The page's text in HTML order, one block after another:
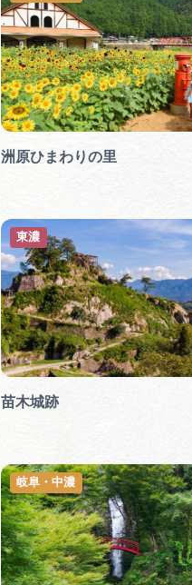
洲原ひまわりの里
苗木城跡
東濃
岐阜・中濃